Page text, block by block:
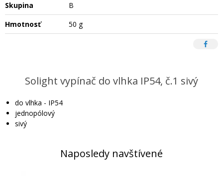
Skupina
B
Hmotnosť
50 g
Solight vypínač do vlhka IP54, č.1 sivý
do vlhka - IP54
jednopólový
sivý
Naposledy navštívené